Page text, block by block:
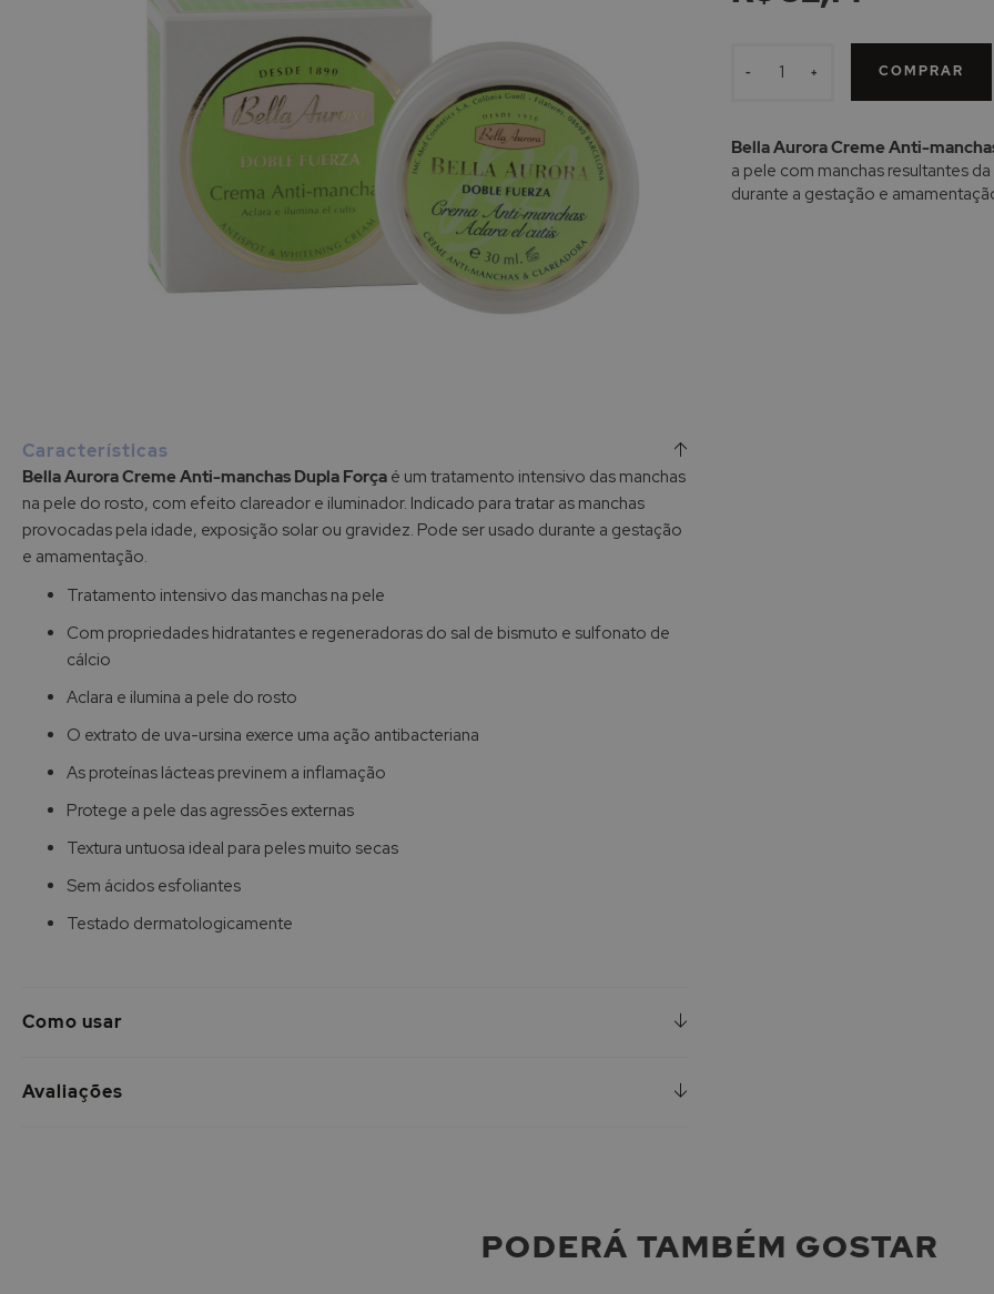
início
da
Galeria
de
imagens
- + COMPRAR
Bella Aurora Creme Anti-
a pele com manchas resultantes
durante a gestação e
Características
Bella Aurora Creme Anti-manchas Dupla Força é um tratamento intensivo das manchas
na pele do rosto, com efeito clareador e iluminador. Indicado para tratar as manchas
provocadas pela idade, exposição solar ou gravidez. Pode ser usado durante a gestação
e amamentação.
Tratamento intensivo das manchas na pele
Com propriedades hidratantes e regeneradoras do sal de bismuto e sulfonato de
cálcio
Aclara e ilumina a pele do rosto
O extrato de uva-ursina exerce uma ação antibacteriana
As proteínas lácteas previnem a inflamação
Protege a pele das agressões externas
Textura untuosa ideal para peles muito secas
Sem ácidos esfoliantes
Testado dermatologicamente
Como usar
Avaliações
PODERÁ TAMBÉM GOSTAR